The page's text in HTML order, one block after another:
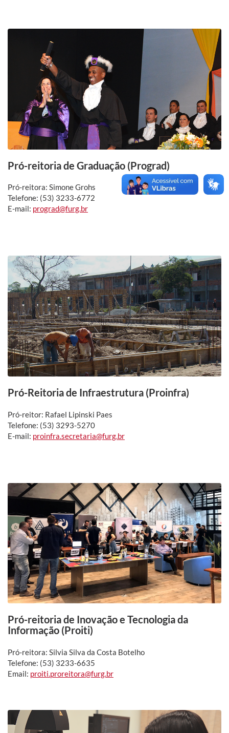
Pró-reitoria de Graduação (Prograd)
Pró-reitora: Simone Grohs
Telefone: (53) 3233-6772
E-mail: prograd@furg.br
Pró-Reitoria de Infraestrutura (Proinfra)
Pró-reitor: Rafael Lipinski Paes
Telefone: (53) 3293-5270
E-mail: proinfra.secretaria@furg.br
Pró-reitoria de Inovação e Tecnologia da
Informação (Proiti)
Pró-reitora: Silvia Silva da Costa Botelho
Telefone: (53) 3233-6635
Email: proiti.proreitora@furg.br